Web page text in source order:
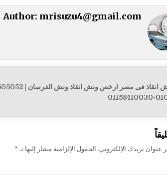
Author: mrisuzu4@gmail.com
عنوان بريدك الإلكتروني. الحقول الإلزامية مشار إليها بـ *